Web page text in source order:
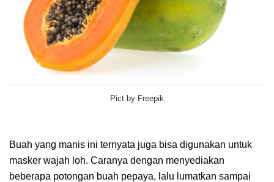
Pict by Freepik
Buah yang manis ini ternyata juga bisa digunakan untuk
masker wajah loh. Caranya dengan menyediakan
beberapa potongan buah pepaya, lalu lumatkan sampai